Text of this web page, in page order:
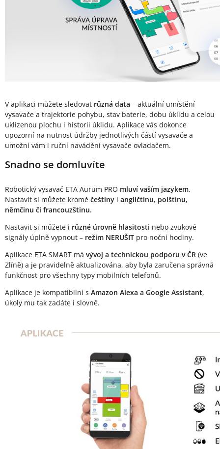
V aplikaci můžete sledovat různá data – aktuální umístění
vysavače a trajektorie pohybu, stav baterie, dobu úklidu a celou
uklizenou plochu i historii úklidu. Aplikace vás dokonce
upozorní na nutnost údržby jednotlivých částí vysavače a
umožní vám i ruční navádění vysavače ovladačem.
Snadno se domluvíte
Robotický vysavač ETA Aurum PRO mluví vaším jazykem.
Nastavit si můžete kromě češtiny i angličtinu, polštinu,
němčinu či francouzštinu.
Nastavit si můžete i různé úrovně hlasitosti nebo zvukové
signály úplně vypnout – režim NERUŠIT pro noční hodiny.
Aplikace ETA SMART má vývoj a technickou podporu v ČR (ve
Zlíně) a je pravidelně aktualizována, aby byla zaručena správná
funkčnost pro všechny typy mobilních telefonů.
Aplikace je kompatibilní s Amazon Alexa a Google Assistant,
úkoly mu tak zadáte i slovně.